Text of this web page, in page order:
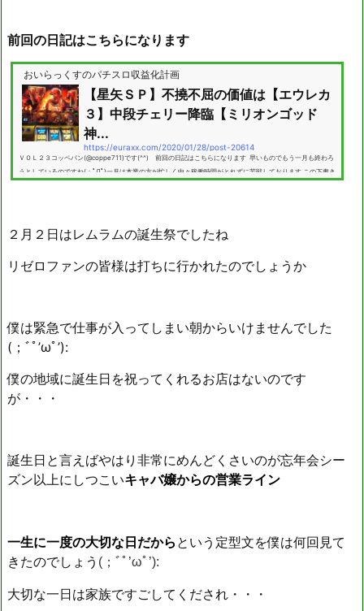
前回の日記はこちらになります
おいらっくすのパチスロ収益化計画
【星矢ＳＰ】不撓不屈の価値は【エウレカ
３】中段チェリー降臨【ミリオンゴッド
神...
https://euraxx.com/2020/01/28/post-20614
ＶＯＬ２３コッペパン(@coppe711)です(^^) 前回の日記はこちらになります 早いものでもう一月も終わろ
うとしているのですね(；ﾟДﾟ)一月は本業の方が忙しく中々稼働時間がとれずに苦戦しております この下書き
２月２日はレムラムの誕生祭でしたね
リゼロファンの皆様は打ちに行かれたのでしょうか
僕は緊急で仕事が入ってしまい朝からいけませんでした
(；ﾞﾟ’ωﾟ’):
僕の地域に誕生日を祝ってくれるお店はないのです
が・・・
誕生日と言えばやはり非常にめんどくさいのが忘年会シー
ズン以上にしつこいキャバ嬢からの営業ライン
一生に一度の大切な日だから という定型文を僕は何回見て
きたのでしょう (；ﾞﾟ’ωﾟ’):
大切な一日は家族ですごしてくだされ・・・